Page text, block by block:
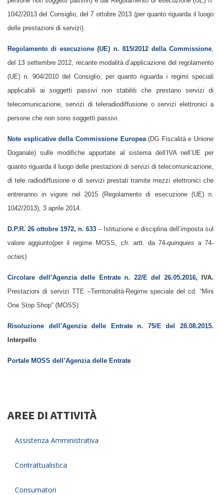
1042/2013 del Consiglio, del 7 ottobre 2013 (per quanto riguarda il luogo
delle prestazioni di servizi).
Regolamento di esecuzione (UE) n. 815/2012 della Commissione,
del 13 settembre 2012, recante modalità d’applicazione del regolamento
(UE) n. 904/2010 del Consiglio, per quanto riguarda i regimi speciali
applicabili ai soggetti passivi non stabiliti che prestano servizi di
telecomunicazione, servizi di teleradiodiffusione o servizi elettronici a
persone che non sono soggetti passivi.
Note esplicative della Commissione Europea(DG Fiscalità e Unione
Doganale) sulle modifiche apportate al sistema dell’IVA nell’UE per
quanto riguarda il luogo delle prestazioni di servizi di telecomunicazione,
di tele radiodiffusione e di servizi prestati tramite mezzi elettronici che
entreranno in vigore nel 2015 (Regolamento di esecuzione (UE) n.
1042/2013), 3 aprile 2014.
D.P.R. 26 ottobre 1972, n. 633 – Istituzione e disciplina dell’imposta sul
valore aggiunto(per il regime MOSS, cfr. artt. da 74-quinquies a 74-
octies)
Circolare dell’Agenzia delle Entrate n. 22/E del 26.05.2016, IVA.
Prestazioni di servizi TTE –Territorialità-Regime speciale del cd. “Mini
One Stop Shop” (MOSS)
Risoluzione dell’Agenzia delle Entrate n. 75/E del 28.08.2015.
Interpello
Portale MOSS dell’Agenzia delle Entrate
AREE DI ATTIVITÀ
Assistenza Amministrativa
Contrattualistica
Consumatori